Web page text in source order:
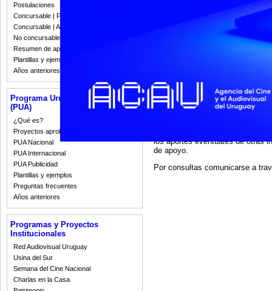
Postulaciones
Concursable | Fallos 2023
Concursable | Actas y Resoluciones
No concursable | Actas y Resoluciones
Resumen de apoyos 2008-2022
Plantillas y ejemplos
Años anteriores
Programa Uruguay Audiovisual
(PUA)
¿Qué es?
Proyectos aprobados
PUA Nacional
PUA Internacional
PUA Publicidad
Plantillas y ejemplos
Preguntas frecuentes
Años anteriores
Programas y Proyectos
Institucionales
Red Audiovisual Uruguay
Usina del Sur
Semana del Cine Nacional
Charlas en la Casa
PRODUCCIÓN
PRODUCCIÓN
proyecto por parte del jurado,
indicando línea y nombre del
los aportes eventuales de otras
de apoyo.
Por consultas comunicarse a